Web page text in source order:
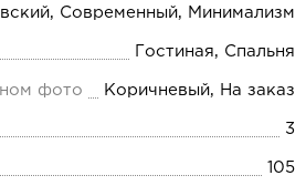
Современный, Минимализм
Гостиная, Спальня
фото Коричневый, На заказ
3
105